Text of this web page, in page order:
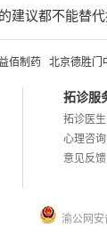
建议都不能替
佰制药 北京德胜门
拓诊服
拓诊医生
心理咨询
意见反馈
渝公网安